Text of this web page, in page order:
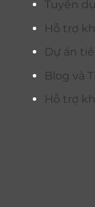
Tuyển
Hỗ trợ
Dự án
Blog và
Hỗ trợ